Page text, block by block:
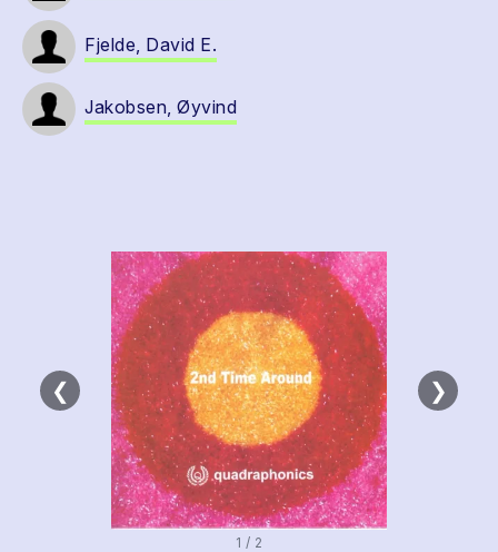
Fjelde, David E.
Jakobsen, Øyvind
❮ ❯
1 / 2